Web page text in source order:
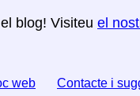
blog! Visiteu el
web Contacte i